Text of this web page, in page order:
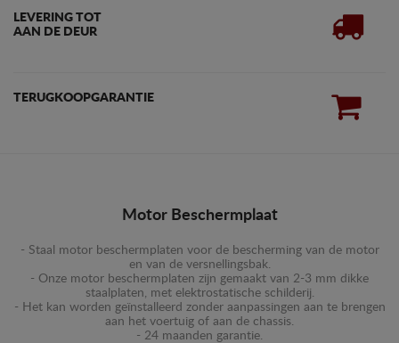
LEVERING TOT
AAN DE DEUR
TERUGKOOPGARANTIE
Motor Beschermplaat
- Staal motor beschermplaten voor de bescherming van de motor
en van de versnellingsbak.
- Onze motor beschermplaten zijn gemaakt van 2-3 mm dikke
staalplaten, met elektrostatische schilderij.
- Het kan worden geïnstalleerd zonder aanpassingen aan te brengen
aan het voertuig of aan de chassis.
- 24 maanden garantie.